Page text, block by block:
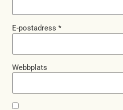
E-postadress *
Webbplats